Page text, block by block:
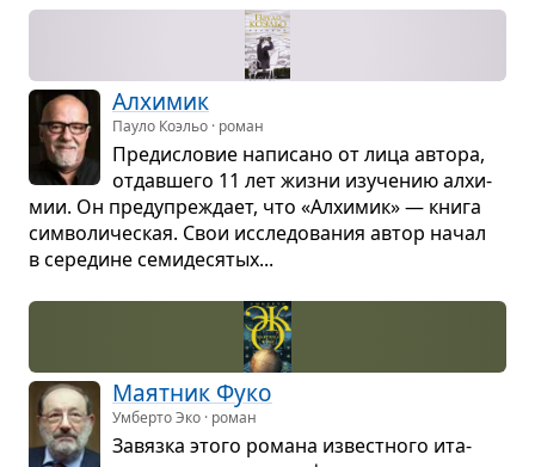
Алхи­мик
Пауло Коэльо · роман
Пре­ди­сло­вие напи­сано от лица автора,
отдав­шего 11 лет жизни изу­че­нию алхи­
мии. Он пре­ду­пре­ждает, что «Алхи­мик» — книга
сим­во­ли­че­ская. Свои иссле­до­ва­ния автор начал
в сере­дине семи­де­ся­тых...
Маят­ник Фуко
Умберто Эко · роман
Завязка этого романа извест­ного ита­